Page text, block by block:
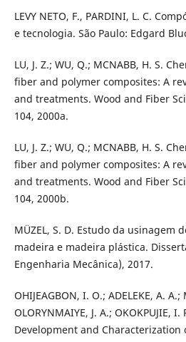
LEVY NETO, F., PARDINI, L. C.
e tecnologia. São Paulo: Edgard
LU, J. Z.; WU, Q.; MCNABB, H. S.
fiber and polymer composites: A
and treatments. Wood and Fiber
104, 2000a.
LU, J. Z.; WU, Q.; MCNABB, H. S.
fiber and polymer composites: A
and treatments. Wood and Fiber
104, 2000b.
MÜZEL, S. D. Estudo da usinagem
madeira e madeira plástica.
Engenharia Mecânica), 2017.
OHIJEAGBON, I. O.; ADELEKE, A. A.;
OLORYNMAIYE, J. A.; OKOKPUJIE,
Development and Characterization